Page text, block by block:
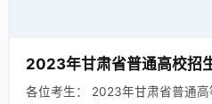
2023年甘肃省普通高校招
各位考生： 2023年甘肃省普通高等学校招生本科一批I段、J段